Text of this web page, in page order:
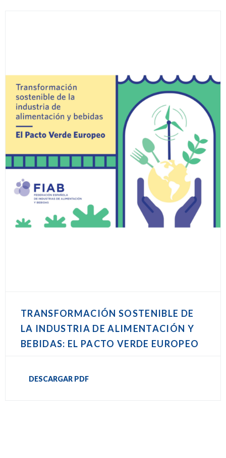
TRANSFORMACIÓN SOSTENIBLE DE
LA INDUSTRIA DE ALIMENTACIÓN Y
BEBIDAS: EL PACTO VERDE EUROPEO
DESCARGAR PDF